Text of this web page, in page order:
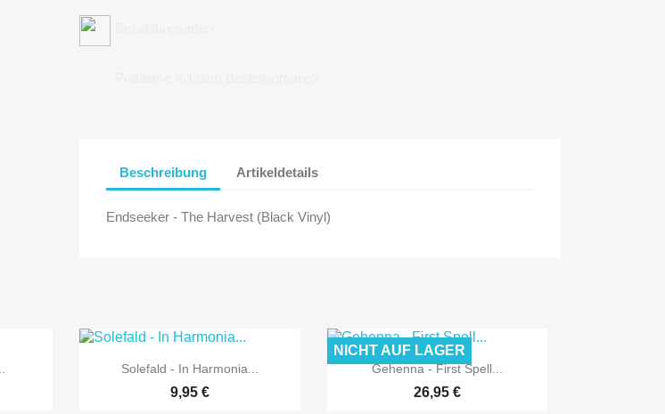
Beschreibung Artikeldetails
Endseeker - The Harvest (Black Vinyl)
 Vorschau
Solefald - In Harmonia...
9,95 €
 Vorschau
Gehenna - First Spell...
26,95 €
NICHT AUF LAGER